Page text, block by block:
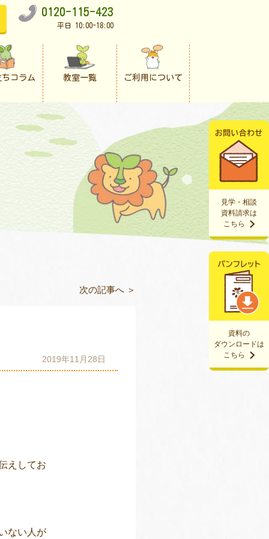
0120-115-423
平日 10:00-18:00
コラム 教室一覧 ご利用について
資料の
ダウンロードは
こちら
見学・相談
資料請求は
こちら
次の記事へ ＞
2019年11月28日
えしてお
ない人が